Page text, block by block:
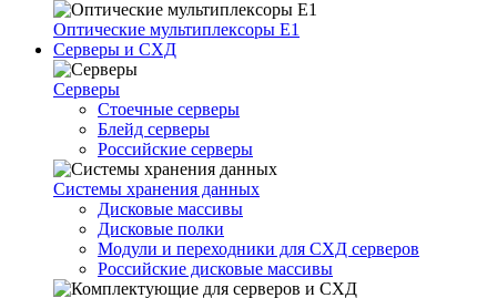
Оптические мультиплексоры Е1
Серверы и СХД
Серверы
Стоечные серверы
Блейд серверы
Российские серверы
Системы хранения данных
Дисковые массивы
Дисковые полки
Модули и переходники для СХД серверов
Российские дисковые массивы